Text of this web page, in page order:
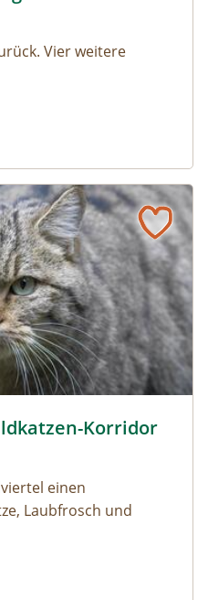
Vier weitere
Korridor
einen
Laubfrosch und
Korridor